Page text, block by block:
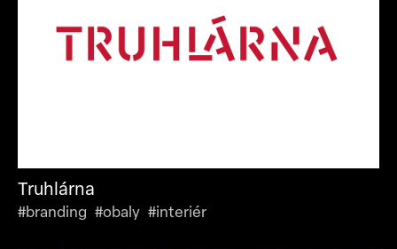
Truhlárna
#branding #obaly #interiér